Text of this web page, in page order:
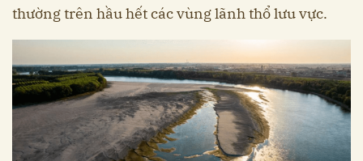
thường trên hầu hết các vùng lãnh thổ lưu vực.